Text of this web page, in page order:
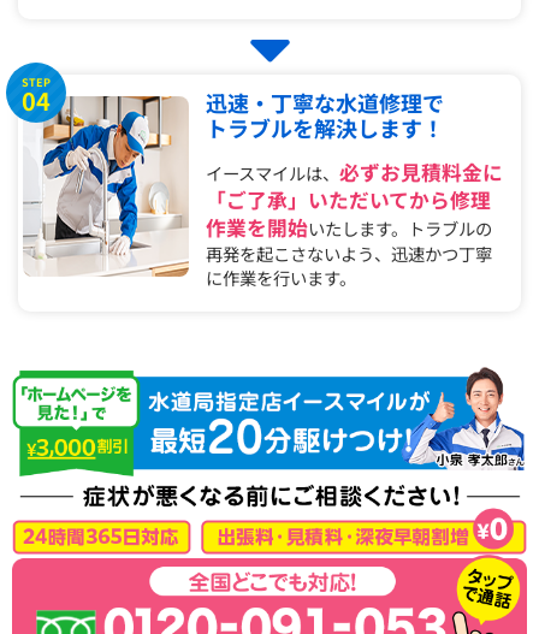
STEP
04
迅速・丁寧な水道修理で
トラブルを解決します！
イースマイルは、必ずお見積料金に
「ご了承」いただいてから修理
作業を開始いたします。トラブルの
再発を起こさないよう、迅速かつ丁寧
に作業を行います。